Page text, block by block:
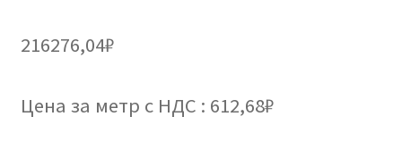
216276,04₽
Цена за метр с НДС : 612,68₽